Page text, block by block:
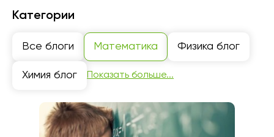
Категории
Все блоги Математика Физика блог
Химия блог Показать больше...